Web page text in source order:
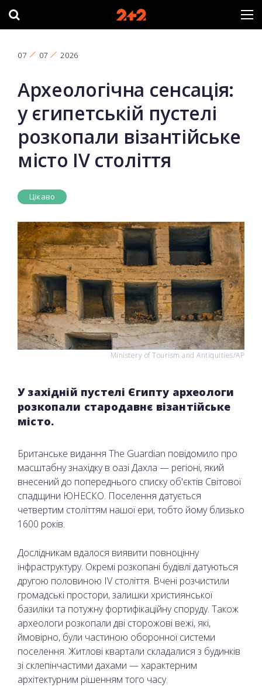
07 07 2026
Археологічна сенсація:
у єгипетській пустелі
розкопали візантійське
місто IV століття
Цікаво
Ministery of Tourism and Antiquities/AP
У західній пустелі Єгипту археологи
розкопали стародавнє візантійське
місто.
Британське видання The Guardian повідомило про
масштабну знахідку в оазі Дахла — регіоні, який
внесений до попереднього списку об'єктів Світової
спадщини ЮНЕСКО. Поселення датується
четвертим століттям нашої ери, тобто йому близько
1600 років.
Дослідникам вдалося виявити повноцінну
інфраструктуру. Окремі розкопані будівлі датуються
другою половиною IV століття. Вчені розчистили
громадські простори, залишки християнської
базиліки та потужну фортифікаційну споруду. Також
археологи розкопали дві сторожові вежі, які,
ймовірно, були частиною оборонної системи
поселення. Житлові квартали складалися з будинків
зі склепінчастими дахами — характерним
архітектурним рішенням того часу.